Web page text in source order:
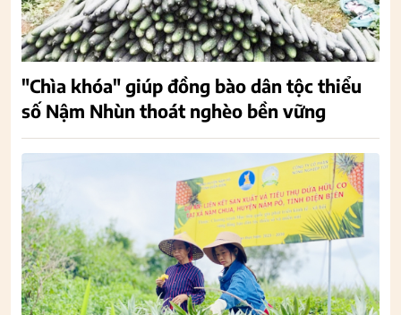
"Chìa khóa" giúp đồng bào dân tộc thiểu
số Nậm Nhùn thoát nghèo bền vững